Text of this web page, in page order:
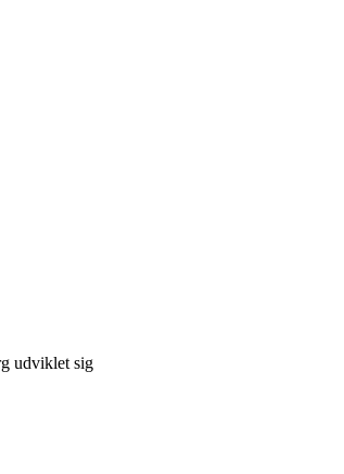
udviklet sig